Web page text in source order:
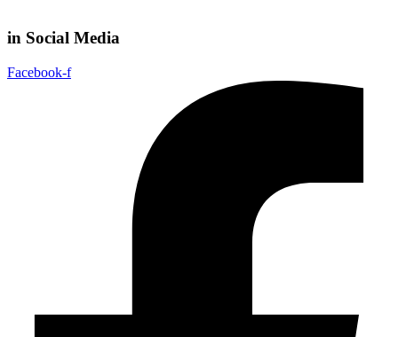
in Social Media
Facebook-f